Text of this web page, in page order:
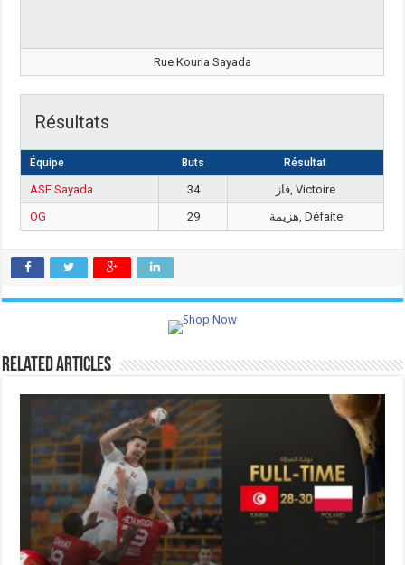
Rue Kouria Sayada
Résultats
Équipe Buts Résultat
ASF Sayada 34
فاز, Victoire
OG
29 هزيمة, Défaite
Related Articles